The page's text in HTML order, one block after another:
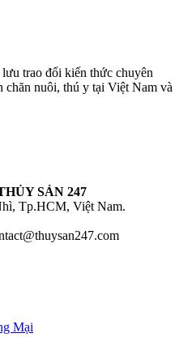
trao đổi kiến thức chuyên
chăn nuôi, thú y tại Việt Nam và
SẢN 247
Tp.HCM, Việt Nam.
Mại